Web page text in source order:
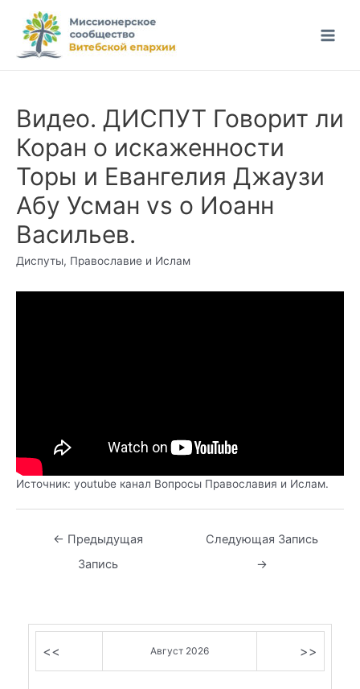
Перейти
содержимому
Main
Видео. ДИСПУТ Говорит ли
Коран о искаженности
Торы и Евангелия Джаузи
Абу Усман vs о Иоанн
Васильев.
Диспуты, Православие и Ислам
Источник: youtube канал Вопросы Православия и Ислам.
Навигация
← Предыдущая
Запись
Следующая Запись
→
<< Август 2026 >>